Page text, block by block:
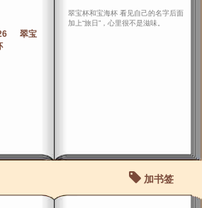
26 翠宝
翠宝杯和宝海杯 看见自己的名字后面
加上“旅日”，心里很不是滋味。
加书签